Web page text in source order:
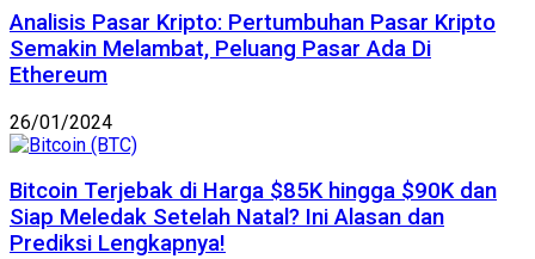
Analisis Pasar Kripto: Pertumbuhan Pasar Kripto
Semakin Melambat, Peluang Pasar Ada Di
Ethereum
26/01/2024
Bitcoin Terjebak di Harga $85K hingga $90K dan
Siap Meledak Setelah Natal? Ini Alasan dan
Prediksi Lengkapnya!